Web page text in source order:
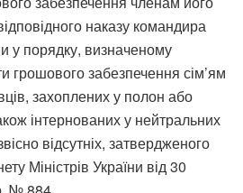
наказу командира
у порядку, визначеному
грошового забезпечення сім’ям
захоплених у полон або
інтернованих у нейтральних
відсутніх, затвердженого
Міністрів України від 30